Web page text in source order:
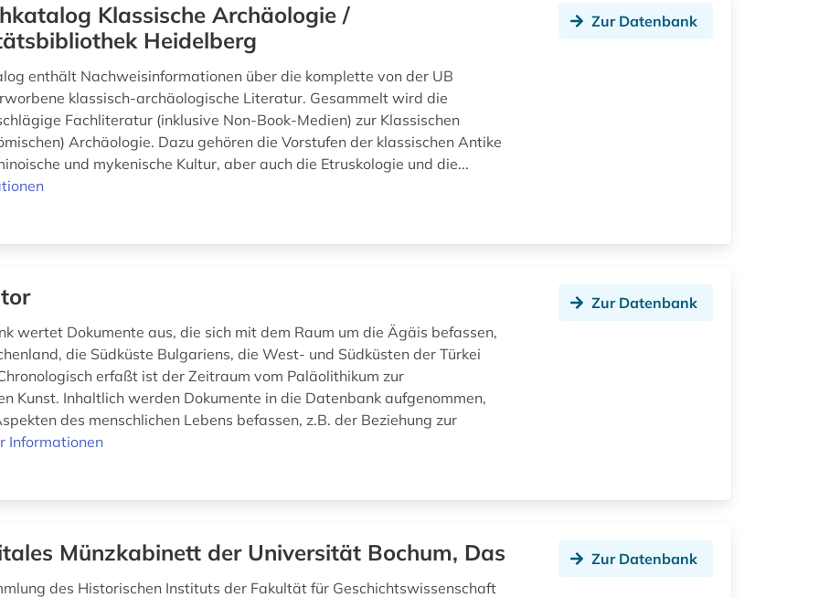
Klassische Archäologie /
Heidelberg
enthält Nachweisinformationen über die komplette von der UB
klassisch-archäologische Literatur. Gesammelt wird die
Fachliteratur (inklusive Non-Book-Medien) zur Klassischen
Archäologie. Dazu gehören die Vorstufen der klassischen Antike
und mykenische Kultur, aber auch die Etruskologie und die...
Zur Datenbank
wertet Dokumente aus, die sich mit dem Raum um die Ägäis befassen,
die Südküste Bulgariens, die West- und Südküsten der Türkei
erfaßt ist der Zeitraum vom Paläolithikum zur
Kunst. Inhaltlich werden Dokumente in die Datenbank aufgenommen,
des menschlichen Lebens befassen, z.B. der Beziehung zur
Informationen
Zur Datenbank
Münzkabinett der Universität Bochum, Das
des Historischen Instituts der Fakultät für Geschichtswissenschaft
Zur Datenbank